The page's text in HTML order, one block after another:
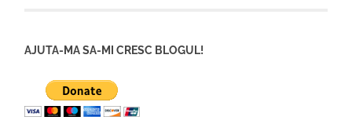
AJUTA-MA SA-MI CRESC BLOGUL!